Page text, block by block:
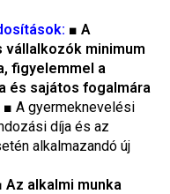
■ A
minimum
figyelemmel a
és sajátos fogalmára
■ A gyermeknevelési
díja és az
alkalmazandó új
Az alkalmi munka